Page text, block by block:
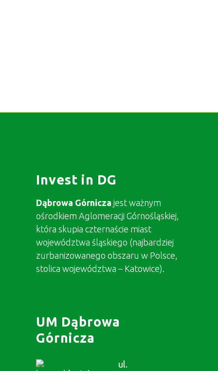
Invest in DG
Dąbrowa Górnicza jest ważnym
ośrodkiem Aglomeracji Górnośląskiej,
która skupia czternaście miast
województwa śląskiego (najbardziej
zurbanizowanego obszaru w Polsce,
stolica województwa – Katowice).
UM Dąbrowa
Górnicza
ul.